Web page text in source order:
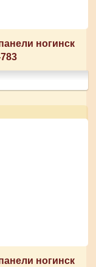
ногинск
ногинск